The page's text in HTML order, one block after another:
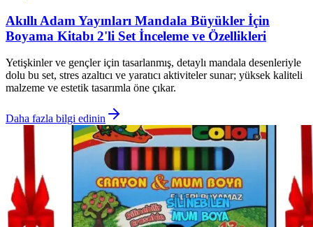
Akıllı Adam Yayınları Mandala Büyükler İçin
Boyama Kitabı 2'li Set İnceleme ve Özellikleri
Yetişkinler ve gençler için tasarlanmış, detaylı mandala desenleriyle
dolu bu set, stres azaltıcı ve yaratıcı aktiviteler sunar; yüksek kaliteli
malzeme ve estetik tasarımla öne çıkar.
Daha fazla bilgi edinin